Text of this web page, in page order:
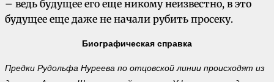
– ведь будущее его еще никому неизвестно, в это
будущее еще даже не начали рубить просеку.
Биографическая справка
Предки Рудольфа Нуреева по отцовской линии происходят из